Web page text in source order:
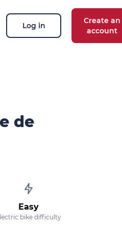
Log in
Create an
account
de
Easy
bike difficulty